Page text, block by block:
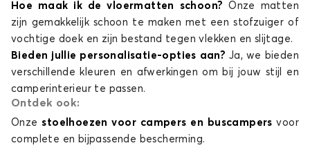
Hoe maak ik de vloermatten schoon? Onze matten
zijn gemakkelijk schoon te maken met een stofzuiger of
vochtige doek en zijn bestand tegen vlekken en slijtage.
Bieden jullie personalisatie-opties aan? Ja, we bieden
verschillende kleuren en afwerkingen om bij jouw stijl en
camperinterieur te passen.
Ontdek ook:
Onzestoelhoezen voor campers en buscampers voor
complete en bijpassende bescherming.